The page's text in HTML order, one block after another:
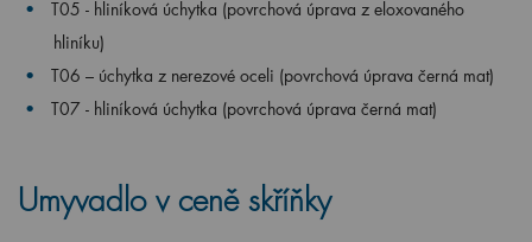
T05 - hliníková úchytka (povrchová úprava z eloxovaného
hliníku)
T06 – úchytka z nerezové oceli (povrchová úprava černá mat)
T07 - hliníková úchytka (povrchová úprava černá mat)
Umyvadlo v ceně skříňky